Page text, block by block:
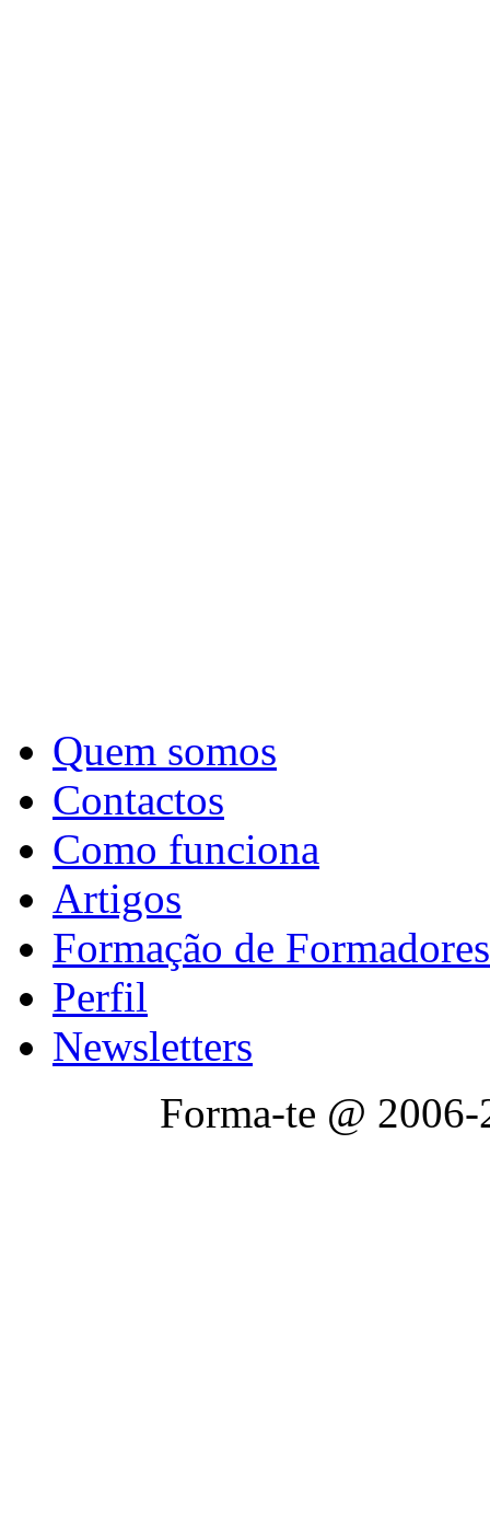
Quem somos
Contactos
Como funciona
Artigos
Formação de Formadores
Perfil
Newsletters
Forma-te @